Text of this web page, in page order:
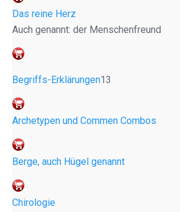
Das reine Herz
Auch genannt: der Menschenfreund
Begriffs-Erklärungen13
Archetypen und Commen Combos
Berge, auch Hügel genannt
Chirologie